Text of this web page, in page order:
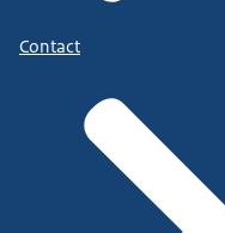
Contact